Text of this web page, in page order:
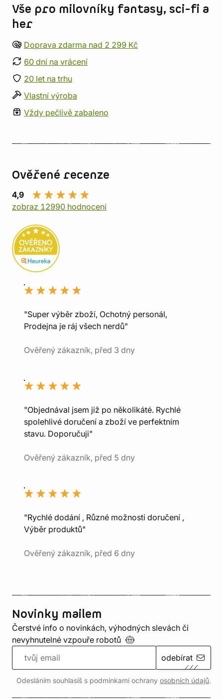
Vše pro milovníky fantasy, sci-fi a
her
Doprava zdarma nad 2 299 Kč
60 dní na vrácení
20 let na trhu
Vlastní výroba
Vždy pečlivě zabaleno
Ověřené recenze
4,9
zobraz 12990 hodnocení
"Super výběr zboží, Ochotný personál,
Prodejna je ráj všech nerdů"
Ověřený zákazník, před 3 dny
"Objednával jsem již po několikáté. Rychlé
spolehlivé doručení a zboží ve perfektním
stavu. Doporučuji"
Ověřený zákazník, před 5 dny
"Rychlé dodání , Různé možnosti doručení ,
Výběr produktů"
Ověřený zákazník, před 6 dny
Novinky mailem
Čerstvé info o novinkách, výhodných slevách či
nevyhnutelné vzpouře robotů
odebírat
Odesláním souhlasíš s podmínkami ochrany osobních údajů.